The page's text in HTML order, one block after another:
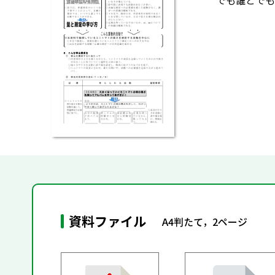
資料ファイル A4判たて，2ページ